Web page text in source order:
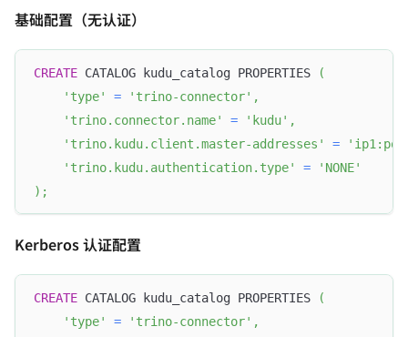
基础配置（无认证）
CREATE CATALOG kudu_catalog PROPERTIES
(
'type'
= 'trino-connector' ,
'trino.connector.name'
= 'kudu' ,
'trino.kudu.client.master-addresses'
=
'trino.kudu.authentication.type'
=
'NONE'
) ;
Kerberos 认证配置
CREATE CATALOG kudu_catalog PROPERTIES
(
'type'
= 'trino-connector' ,